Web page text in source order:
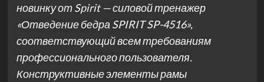
новинку от Spirit — силовой тренажер
«Отведение бедра SPIRIT SP-4516»,
соответствующий всем требованиям
профессионального пользователя.
Конструктивные элементы рамы